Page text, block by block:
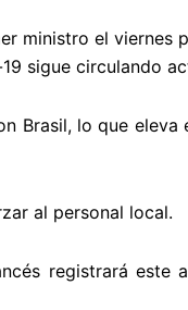
ministro el viernes
sigue circulando
Brasil, lo que eleva
al personal local.
registrará este